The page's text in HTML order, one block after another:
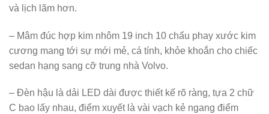
và lịch lãm hơn.
– Mâm đúc hợp kim nhôm 19 inch 10 chấu phay xước kim
cương mang tới sự mới mẻ, cá tính, khỏe khoắn cho chiếc
sedan hạng sang cỡ trung nhà Volvo.
– Đèn hậu là dải LED dài được thiết kế rõ ràng, tựa 2 chữ
C bao lấy nhau, điểm xuyết là vài vạch kẻ ngang điểm